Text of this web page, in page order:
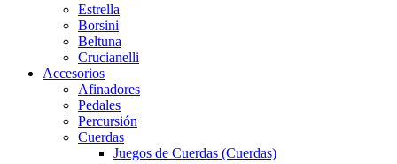
Estrella
Borsini
Beltuna
Crucianelli
Accesorios
Afinadores
Pedales
Percursión
Cuerdas
Juegos de Cuerdas (Cuerdas)